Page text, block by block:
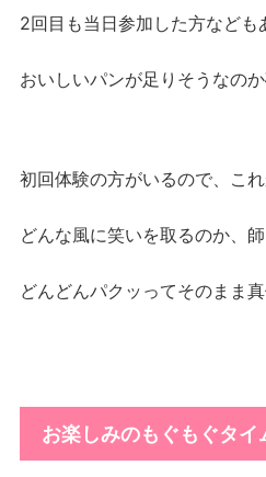
2回目も当日参加した方なども
おいしいパンが足りそうなの
初回体験の方がいるので、こ
どんな風に笑いを取るのか、
どんどんパクッってそのまま
お楽しみのもぐもぐタイ